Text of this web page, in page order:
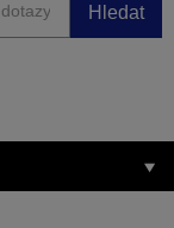
Hledat